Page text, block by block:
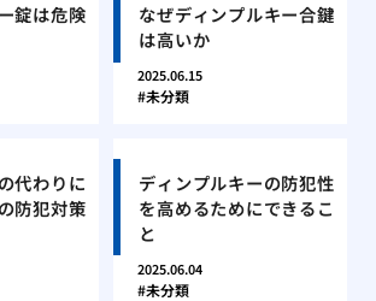
錠は危険
なぜディンプルキー合鍵
は高いか
2025.06.15
未分類
代わりに
防犯対策
ディンプルキーの防犯性
を高めるためにできるこ
と
2025.06.04
未分類